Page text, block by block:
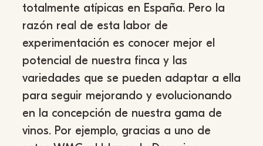
totalmente atípicas en España. Pero la
razón real de esta labor de
experimentación es conocer mejor el
potencial de nuestra finca y las
variedades que se pueden adaptar a ella
para seguir mejorando y evolucionando
en la concepción de nuestra gama de
vinos. Por ejemplo, gracias a uno de